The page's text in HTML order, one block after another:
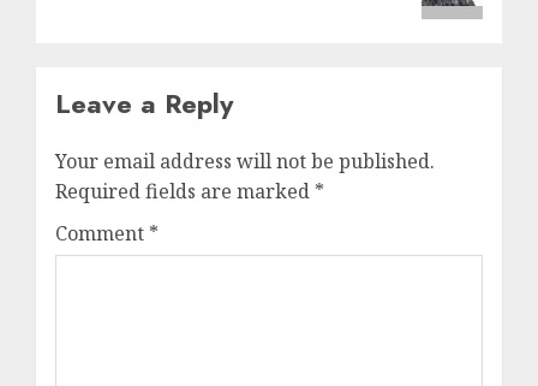
Leave a Reply
Your email address will not be published.
Required fields are marked *
Comment *